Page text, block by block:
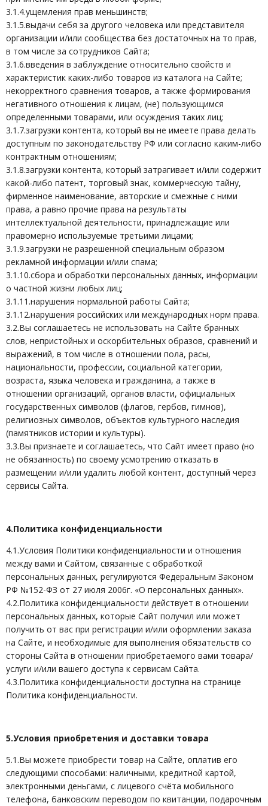
3.1.4.ущемления прав меньшинств;
3.1.5.выдачи себя за другого человека или представителя
организации и/или сообщества без достаточных на то прав,
в том числе за сотрудников Сайта;
3.1.6.введения в заблуждение относительно свойств и
характеристик каких-либо товаров из каталога на Сайте;
некорректного сравнения товаров, а также формирования
негативного отношения к лицам, (не) пользующимся
определенными товарами, или осуждения таких лиц;
3.1.7.загрузки контента, который вы не имеете права делать
доступным по законодательству РФ или согласно каким-либо
контрактным отношениям;
3.1.8.загрузки контента, который затрагивает и/или содержит
какой-либо патент, торговый знак, коммерческую тайну,
фирменное наименование, авторские и смежные с ними
права, а равно прочие права на результаты
интеллектуальной деятельности, принадлежащие или
правомерно используемые третьими лицами;
3.1.9.загрузки не разрешенной специальным образом
рекламной информации и/или спама;
3.1.10.сбора и обработки персональных данных, информации
о частной жизни любых лиц;
3.1.11.нарушения нормальной работы Сайта;
3.1.12.нарушения российских или международных норм права.
3.2.Вы соглашаетесь не использовать на Сайте бранных
слов, непристойных и оскорбительных образов, сравнений и
выражений, в том числе в отношении пола, расы,
национальности, профессии, социальной категории,
возраста, языка человека и гражданина, а также в
отношении организаций, органов власти, официальных
государственных символов (флагов, гербов, гимнов),
религиозных символов, объектов культурного наследия
(памятников истории и культуры).
3.3.Вы признаете и соглашаетесь, что Сайт имеет право (но
не обязанность) по своему усмотрению отказать в
размещении и/или удалить любой контент, доступный через
сервисы Сайта.
4.Политика конфиденциальности
4.1.Условия Политики конфиденциальности и отношения
между вами и Сайтом, связанные с обработкой
персональных данных, регулируются Федеральным Законом
РФ №152-ФЗ от 27 июля 2006г. «О персональных данных».
4.2.Политика конфиденциальности действует в отношении
персональных данных, которые Сайт получил или может
получить от вас при регистрации и/или оформлении заказа
на Сайте, и необходимые для выполнения обязательств со
стороны Сайта в отношении приобретаемого вами товара/
услуги и/или вашего доступа к сервисам Сайта.
4.3.Политика конфиденциальности доступна на странице
Политика конфиденциальности.
5.Условия приобретения и доставки товара
5.1.Вы можете приобрести товар на Сайте, оплатив его
следующими способами: наличными, кредитной картой,
электронными деньгами, с лицевого счёта мобильного
телефона, банковским переводом по квитанции, подарочным